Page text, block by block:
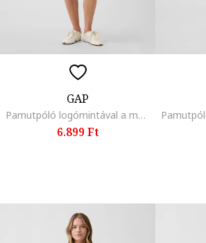
GAP
Pamutpóló logómintával a mellrészen
6.899 Ft